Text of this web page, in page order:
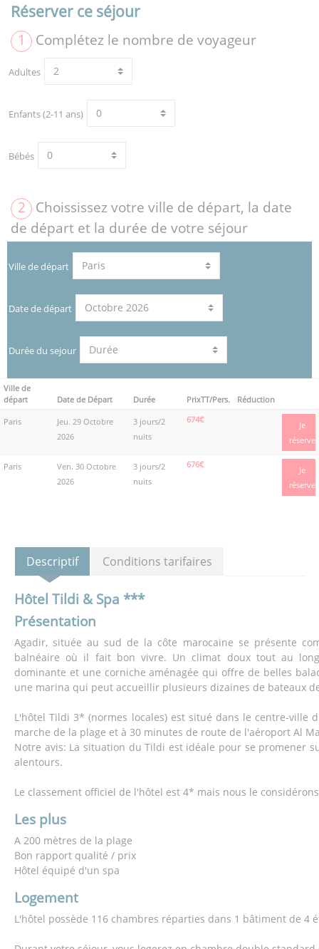
Réserver ce séjour
1 Complétez le nombre de voyageur
Adultes
Enfants (2-11 ans)
Bébés
2 Choississez votre ville de départ, la date
de départ et la durée de votre séjour
Ville de départ
Date de départ
Durée du sejour
Ville de
départ
Date de Départ Durée PrixTT/Pers. Réduction
Paris
Jeu. 29 Octobre
2026
3 jours/2
nuits
674€
Je
réserve
Paris
Ven. 30 Octobre
2026
3 jours/2
nuits
676€
Je
réserve
Descriptif Conditions tarifaires
Hôtel Tildi & Spa ***
Présentation
Agadir, située au sud de la côte marocaine se présente
balnéaire où il fait bon vivre. Un climat doux tout au
dominante et une corniche aménagée qui offre de belles
une marina qui peut accueillir plusieurs dizaines de bateaux
L'hôtel Tildi 3* (normes locales) est situé dans le centre-ville
marche de la plage et à 30 minutes de route de l'aéroport Al
Notre avis: La situation du Tildi est idéale pour se promener
alentours.
Le classement officiel de l'hôtel est 4* mais nous le
Les plus
A 200 mètres de la plage
Bon rapport qualité / prix
Hôtel équipé d'un spa
Logement
L'hôtel possède 116 chambres réparties dans 1 bâtiment de 4